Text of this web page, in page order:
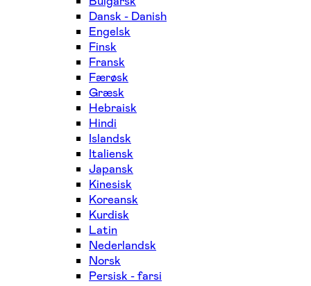
Dansk - Danish
Engelsk
Finsk
Fransk
Færøsk
Græsk
Hebraisk
Hindi
Islandsk
Italiensk
Japansk
Kinesisk
Koreansk
Kurdisk
Latin
Nederlandsk
Norsk
Persisk - farsi